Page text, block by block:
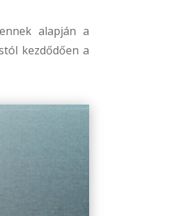
alapján a
kezdődően a